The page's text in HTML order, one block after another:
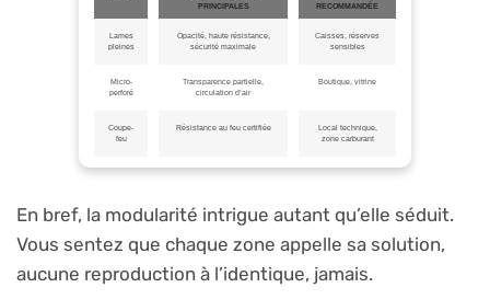
PRINCIPALES
RECOMMANDÉE
Lames
pleines
Opacité, haute résistance,
sécurité maximale
Caisses, réserves
sensibles
Micro-
perforé
Transparence partielle,
circulation d’air
Boutique, vitrine
Coupe-
feu
Résistance au feu certifiée
Local technique,
zone carburant
En bref, la modularité intrigue autant qu’elle séduit.
Vous sentez que chaque zone appelle sa solution,
aucune reproduction à l’identique, jamais.